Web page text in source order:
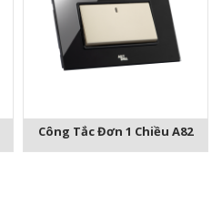
Công Tắc Đơn 1 Chiều A82